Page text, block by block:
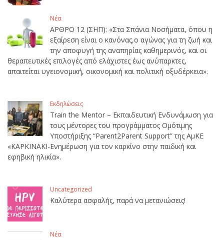
Νέα
ΑΡΘΡΟ 12 (ΣΗΠ): «Στα Σπάνια Νοσήματα, όπου η
εξαίρεση είναι ο κανόνας,ο αγώνας για τη ζωή και
την αποφυγή της αναπηρίας καθημερινός, και οι
θεραπευτικές επιλογές από ελάχιστες έως ανύπαρκτες,
απαιτείται υγειονομική, οικονομική και πολιτική οξυδέρκεια».
Εκδηλώσεις
Train the Mentor – Εκπαιδευτική Ενδυνάμωση για
τους μέντορες του προγράμματος Ομότιμης
Υποστήριξης “Parent2Parent Support” της ΑμΚΕ
«ΚΑΡΚΙΝΑΚΙ-Ενημέρωση για τον καρκίνο στην παιδική και
εφηβική ηλικία».
Uncategorized
Καλύτερα ασφαλής, παρά να μετανιώσεις!
Νέα